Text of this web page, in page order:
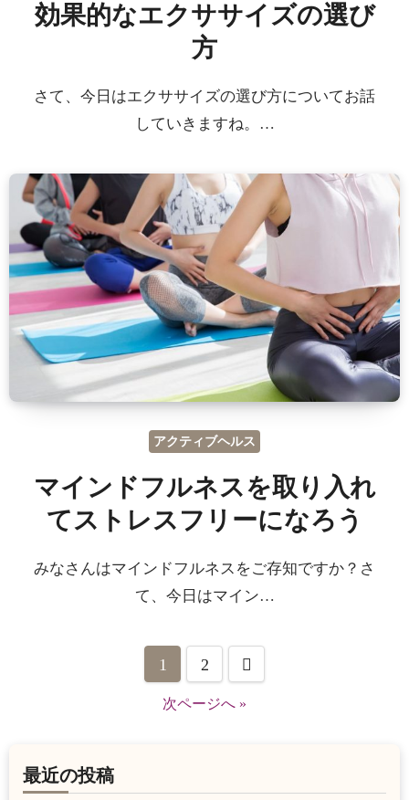
効果的なエクササイズの選び
方
さて、今日はエクササイズの選び方についてお話
していきますね。…
アクティブヘルス
マインドフルネスを取り入れ
てストレスフリーになろう
みなさんはマインドフルネスをご存知ですか？さ
て、今日はマイン…
ビ
1 2
次ページへ »
最近の投稿